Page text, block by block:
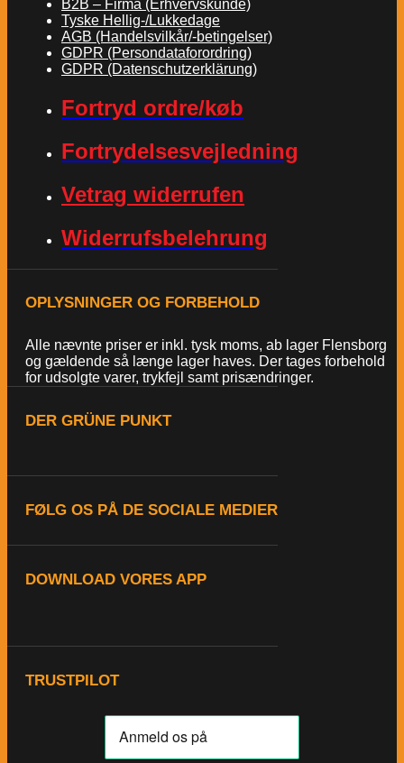
B2B – Firma (Erhvervskunde)
Tyske Hellig-/Lukkedage
AGB (Handelsvilkår/-betingelser)
GDPR (Persondataforordring)
GDPR (Datenschutzerklärung)
Fortryd ordre/køb
Fortrydelsesvejledning
Vetrag widerrufen
Widerrufsbelehrung
OPLYSNINGER OG FORBEHOLD
Alle nævnte priser er inkl. tysk moms, ab lager Flensborg
og gældende så længe lager haves. Der tages forbehold
for udsolgte varer, trykfejl samt prisændringer.
DER GRÜNE PUNKT
FØLG OS PÅ DE SOCIALE MEDIER
DOWNLOAD VORES APP
TRUSTPILOT